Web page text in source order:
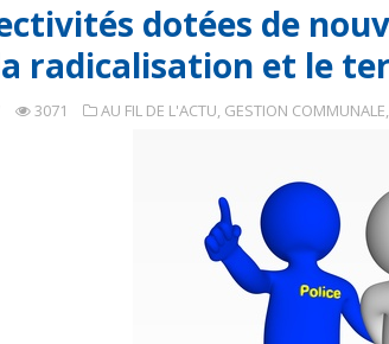
dotées de
radicalisation et le
3071 AU FIL DE L'ACTU, GESTION COMMUNALE,